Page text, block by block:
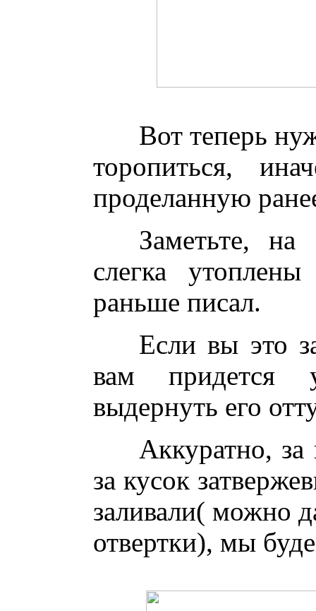
Вот теперь
торопиться,
проделанную
Заметьте,
слегка
раньше писал.
Если вы это
вам придется
выдернуть его
Аккуратно,
за кусок
заливали( можно
отвертки), мы